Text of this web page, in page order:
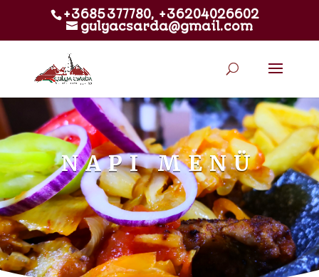
+3685377780, +36204026602
gulyacsarda@gmail.com
NAPI MENÜ